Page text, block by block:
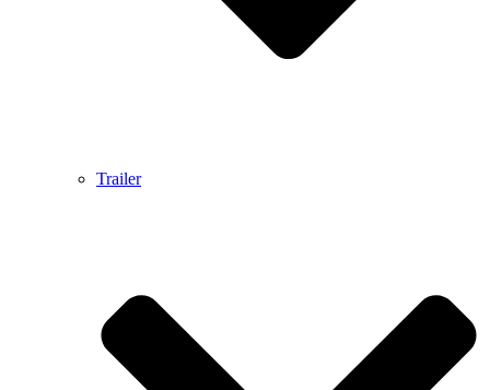
Trailer